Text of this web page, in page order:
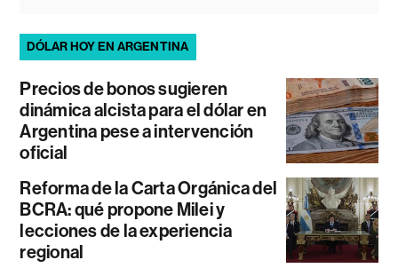
DÓLAR HOY EN ARGENTINA
Precios de bonos sugieren
dinámica alcista para el dólar en
Argentina pese a intervención
oficial
Reforma de la Carta Orgánica del
BCRA: qué propone Milei y
lecciones de la experiencia
regional